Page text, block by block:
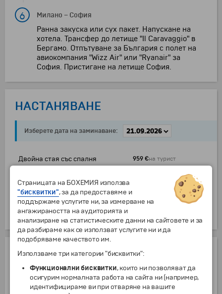
6 Милано – София
Ранна закуска или сух пакет. Напускане на
хотела. Трансфер до летище "Il Caravaggio" в
Бергамо. Отпътуване за България с полет на
авиокомпания "Wizz Air" или "Ryanair" за
София. Пристигане на летище София.
НАСТАНЯВАНЕ
Изберете дата на заминаване:
Двойна стая със спалня 959 €на турист
Допълнително легло в двойна
стая
на турист
Единична стая
ДОПЪЛНИТЕЛНИ УСЛУГИ
Чекиран багаж до 10 кг (в двете посоки) - цената подлежи на
допълнително потвърждение към момента на заявяване
от 1 г. 89 €
Страницата на БОХЕМИЯ използва
"бисквитки", за да предоставяме и
поддържаме услугите ни, за измерване на
ангажираността на аудиторията и
анализиране на статистическите данни на сайтовете и за
да разбираме как се използват услугите ни и да
подобряваме качеството им.
Използваме три категории "бисквитки":
Функционални бисквитки, които ни позволяват да
осигурим нормалната работа на сайта ни (например,
идентифицираме ви при отваряне на вашите